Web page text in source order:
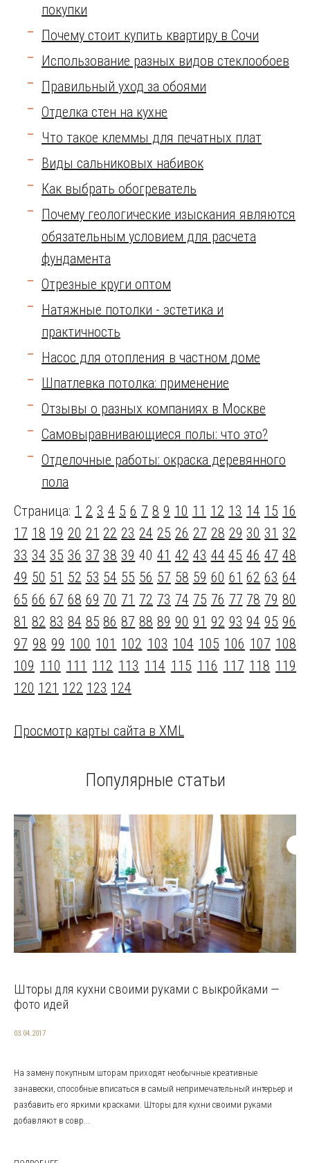
покупки
Почему стоит купить квартиру в Сочи
Использование разных видов стеклообоев
Правильный уход за обоями
Отделка стен на кухне
Что такое клеммы для печатных плат
Виды сальниковых набивок
Как выбрать обогреватель
Почему геологические изыскания являются
обязательным условием для расчета
фундамента
Отрезные круги оптом
Натяжные потолки - эстетика и
практичность
Насос для отопления в частном доме
Шпатлевка потолка: применение
Отзывы о разных компаниях в Москве
Самовыравнивающиеся полы: что это?
Отделочные работы: окраска деревянного
пола
Страница: 1 2 3 4 5 6 7 8 9 10 11 12 13 14 15 16
17 18 19 20 21 22 23 24 25 26 27 28 29 30 31 32
33 34 35 36 37 38 39 40 41 42 43 44 45 46 47 48
49 50 51 52 53 54 55 56 57 58 59 60 61 62 63 64
65 66 67 68 69 70 71 72 73 74 75 76 77 78 79 80
81 82 83 84 85 86 87 88 89 90 91 92 93 94 95 96
97 98 99 100 101 102 103 104 105 106 107 108
109 110 111 112 113 114 115 116 117 118 119
120 121 122 123 124
Просмотр карты сайта в XML
Популярные статьи
Шторы для кухни своими руками с выкройками —
фото идей
03.04.2017
На замену покупным шторам приходят необычные креативные
занавески, способные вписаться в самый непримечательный интерьер и
разбавить его яркими красками. Шторы для кухни своими руками
добавляют в совр...